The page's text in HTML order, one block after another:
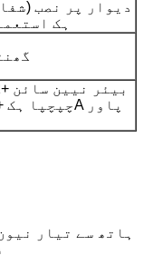
دیوار پر نصب
ہک
30000
ہاتھ سے تیار